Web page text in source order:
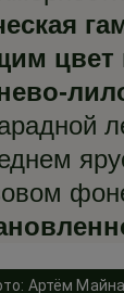
цвет
Артём